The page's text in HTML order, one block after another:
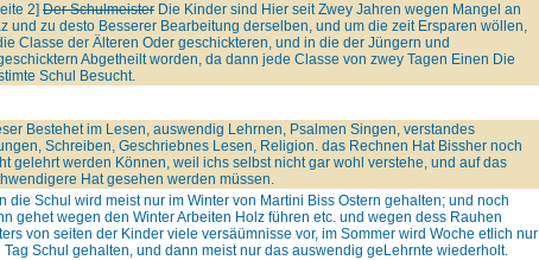
2] Der Schulmeister Die Kinder sind Hier seit Zwey Jahren wegen Mangel an
und zu desto Besserer Bearbeitung derselben, und um die zeit Ersparen wöllen,
Classe der Älteren Oder geschickteren, und in die der Jüngern und
Abgetheilt worden, da dann jede Classe von zwey Tagen Einen Die
Schul Besucht.
Bestehet im Lesen, auswendig Lehrnen, Psalmen Singen, verstandes
Schreiben, Geschriebnes Lesen, Religion. das Rechnen Hat Bissher noch
gelehrt werden Können, weil ichs selbst nicht gar wohl verstehe, und auf das
Hat gesehen werden müssen.
die Schul wird meist nur im Winter von Martini Biss Ostern gehalten; und noch
gehet wegen den Winter Arbeiten Holz führen etc. und wegen dess Rauhen
von seiten der Kinder viele versäümnisse vor, im Sommer wird Woche etlich nur
Tag Schul gehalten, und dann meist nur das auswendig geLehrnte wiederholt.